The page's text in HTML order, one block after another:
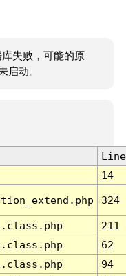
失败，可能的原
启动。
Line
14
324
211
62
94